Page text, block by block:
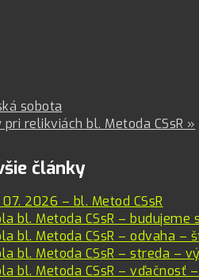
sobota
relikviách bl. Metoda CSsR »
články
2026 – bl. Metod CSsR
bl. Metoda CSsR –
bl. Metoda CSsR – odvaha –
bl. Metoda CSsR – streda –
bl. Metoda CSsR – vďačnosť